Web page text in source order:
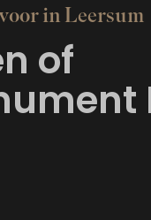
in Leersum
of